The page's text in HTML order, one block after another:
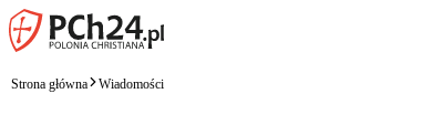
Strona główna Wiadomości